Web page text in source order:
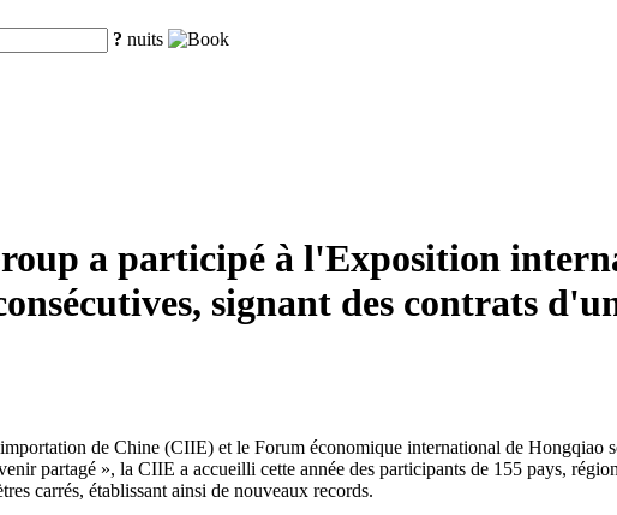
? nuits
a participé à l'Exposition
signant des contrats
de Chine (CIIE) et le Forum économique international de Hongqiao
partagé », la CIIE a accueilli cette année des participants de 155 pays,
carrés, établissant ainsi de nouveaux records.